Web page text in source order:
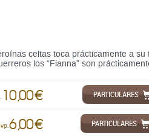
celtas toca prácticamente a
los “Fianna” son
10,00 € PARTICULARES
6,00 € PARTICULARES